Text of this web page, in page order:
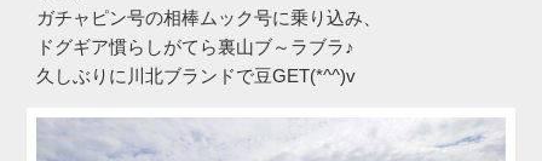
ガチャピン号の相棒ムック号に乗り込み、
ドグギア慣らしがてら裏山ブ～ラブラ♪
久しぶりに川北ブランドで豆GET(*^^)v